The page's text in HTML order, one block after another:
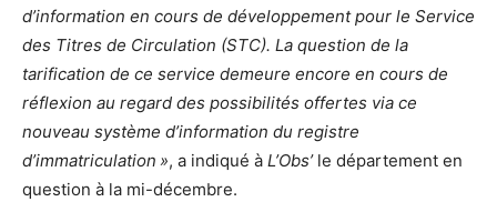
d’information en cours de développement pour le Service
des Titres de Circulation (STC). La question de la
tarification de ce service demeure encore en cours de
réflexion au regard des possibilités offertes via ce
nouveau système d’information du registre
d’immatriculation », a indiqué à L’Obs’le département en
question à la mi-décembre.